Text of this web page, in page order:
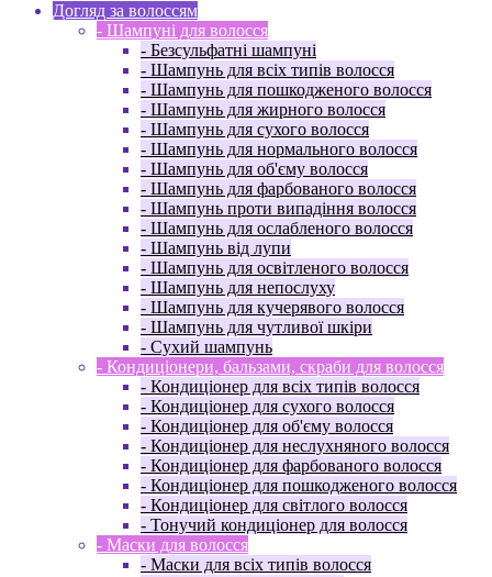
Догляд за волоссям
- Шампуні для волосся
- Безсульфатні шампуні
- Шампунь для всіх типів волосся
- Шампунь для пошкодженого волосся
- Шампунь для жирного волосся
- Шампунь для сухого волосся
- Шампунь для нормального волосся
- Шампунь для об'єму волосся
- Шампунь для фарбованого волосся
- Шампунь проти випадіння волосся
- Шампунь для ослабленого волосся
- Шампунь від лупи
- Шампунь для освітленого волосся
- Шампунь для непослуху
- Шампунь для кучерявого волосся
- Шампунь для чутливої ​​шкіри
- Сухий шампунь
- Кондиціонери, бальзами, скраби для волосся
- Кондиціонер для всіх типів волосся
- Кондиціонер для сухого волосся
- Кондиціонер для об'єму волосся
- Кондиціонер для неслухняного волосся
- Кондиціонер для фарбованого волосся
- Кондиціонер для пошкодженого волосся
- Кондиціонер для світлого волосся
- Тонучий кондиціонер для волосся
- Маски для волосся
- Маски для всіх типів волосся